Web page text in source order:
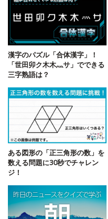
漢字のパズル「合体漢字」！
「世田卯ク木木灬サ」でできる
三字熟語は？
ある図形の「正三角形の数」を
数える問題に30秒でチャレン
ジ！